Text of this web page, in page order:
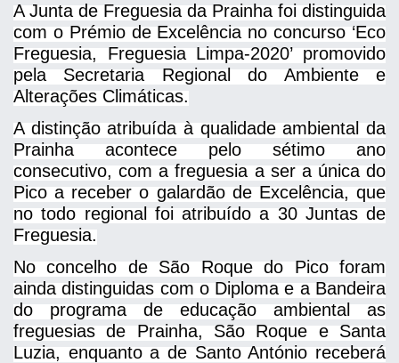
A Junta de Freguesia da Prainha foi distinguida
com o Prémio de Excelência no concurso ‘Eco
Freguesia, Freguesia Limpa-2020’ promovido
pela Secretaria Regional do Ambiente e
Alterações Climáticas.
A distinção atribuída à qualidade ambiental da
Prainha acontece pelo sétimo ano
consecutivo, com a freguesia a ser a única do
Pico a receber o galardão de Excelência, que
no todo regional foi atribuído a 30 Juntas de
Freguesia.
No concelho de São Roque do Pico foram
ainda distinguidas com o Diploma e a Bandeira
do programa de educação ambiental as
freguesias de Prainha, São Roque e Santa
Luzia, enquanto a de Santo António receberá